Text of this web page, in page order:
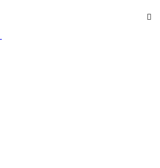
